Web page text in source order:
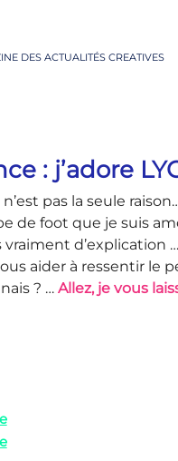
DES ACTUALITÉS CREATIVES
: j’adore
pas la seule
de foot que je suis
vraiment
aider à ressentir le
? … Allez, je vous